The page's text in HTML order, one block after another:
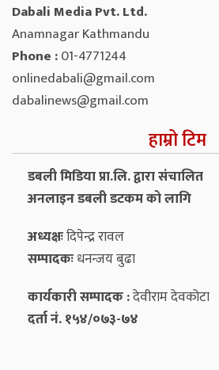
Dabali Media Pvt. Ltd.
Anamnagar Kathmandu
Phone :01-4771244
onlinedabali@gmail.com
dabalinews@gmail.com
हाम्रो टिम
डबली मिडिया प्रा.लि. द्वारा संचालित
अनलाइन डबली डटकम को लागि
अध्यक्षःदिपेन्द्र रावल
सम्पादकःधनन्‍जय बुढा
कार्यकारी सम्पादक :देवीराम देवकोटा
दर्ता नं. १५४/०७३-७४